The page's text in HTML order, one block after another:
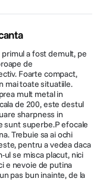
primul a fost demult, pe
de
Foarte compact,
mai toate situatiile.
mult metal in
de 200, este destul
sharpness in
sunt superbe.P efocale
Trebuie sa ai ochi
pentru a vedea daca
se misca placut, nici
e nevoie de putina
pas bun inainte, de la